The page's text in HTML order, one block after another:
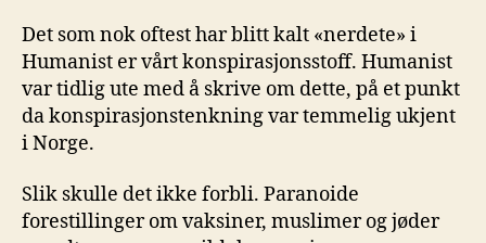
Det som nok oftest har blitt kalt «nerdete» i
Humanist er vårt konspirasjonsstoff. Humanist
var tidlig ute med å skrive om dette, på et punkt
da konspirasjonstenkning var temmelig ukjent
i Norge.
Slik skulle det ikke forbli. Paranoide
forestillinger om vaksiner, muslimer og jøder